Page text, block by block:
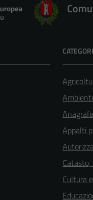
Appalti
Cultura